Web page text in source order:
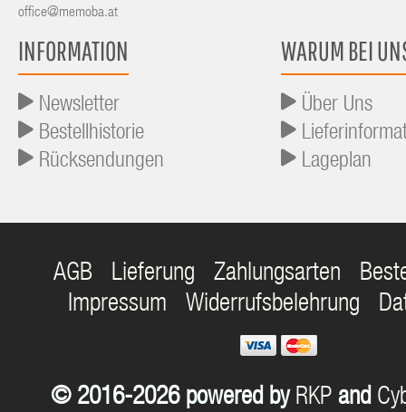
office@memoba.at
INFORMATION
Newsletter
Bestellhistorie
Rücksendungen
WARUM BEI
Über Uns
Lageplan
AGB Lieferung Zahlungsarten
Impressum
Widerrufsbelehrung
© 2016-2026 powered by RKP and